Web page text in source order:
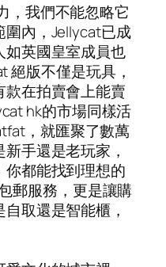
，我們不能忽略它
內，Jellycat已成
英國皇室成員也
絕版不僅是玩具，
在拍賣會上能賣
hk的市場同樣活
，就匯聚了數萬
手還是老玩家，
都能找到理想的
郵服務，更是讓購
取還是智能櫃，